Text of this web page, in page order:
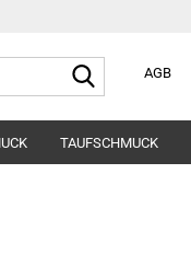
Suche...AGB
TAUFSCHMUCK